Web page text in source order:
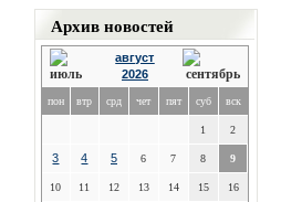
Архив новостей
август
2026
пон втр срд чет пят суб вск
1 2
3 4 5 6 7 8 9
10 11 12 13 14 15 16